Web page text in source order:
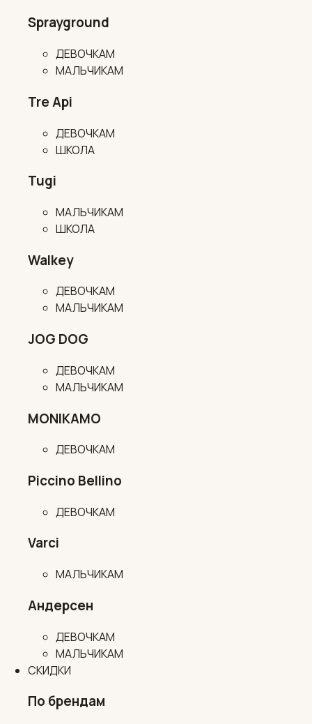
Sprayground
ДЕВОЧКАМ
МАЛЬЧИКАМ
Tre Api
ДЕВОЧКАМ
ШКОЛА
Tugi
МАЛЬЧИКАМ
ШКОЛА
Walkey
ДЕВОЧКАМ
МАЛЬЧИКАМ
JOG DOG
ДЕВОЧКАМ
МАЛЬЧИКАМ
MONIKAMO
ДЕВОЧКАМ
Piccino Bellino
ДЕВОЧКАМ
Varci
МАЛЬЧИКАМ
Андерсен
ДЕВОЧКАМ
МАЛЬЧИКАМ
СКИДКИ
По брендам